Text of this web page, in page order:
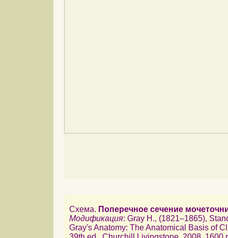
Схема. Поперечное сечение
Модификация: Gray H., (1821–1865),
Gray's Anatomy: The Anatomical Basis of